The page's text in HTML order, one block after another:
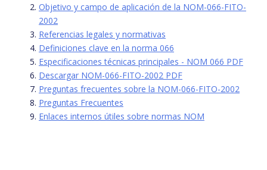
Objetivo y campo de aplicación de la NOM-066-FITO-
2002
Referencias legales y normativas
Definiciones clave en la norma 066
Especificaciones técnicas principales - NOM 066 PDF
Descargar NOM-066-FITO-2002 PDF
Preguntas frecuentes sobre la NOM-066-FITO-2002
Preguntas Frecuentes
Enlaces internos útiles sobre normas NOM